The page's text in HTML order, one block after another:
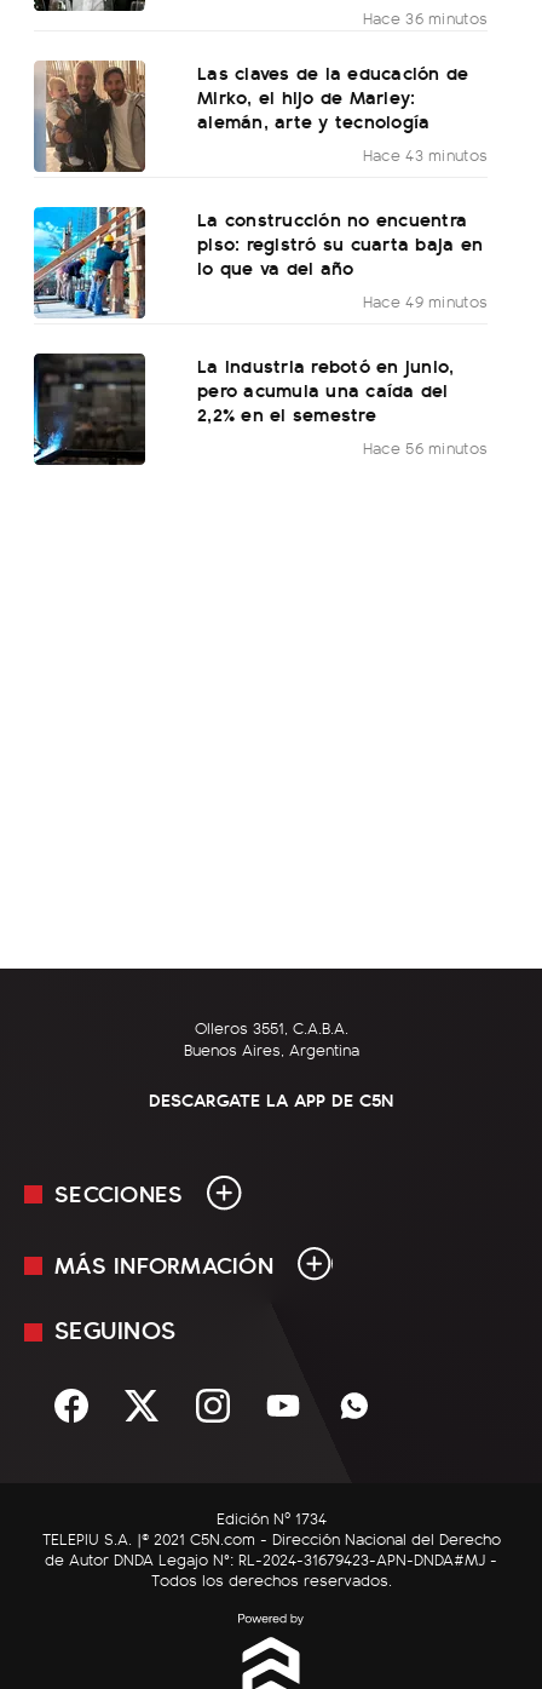
Hace 36 minutos
Las claves de la educación de
Mirko, el hijo de Marley:
alemán, arte y tecnología
Hace 43 minutos
La construcción no encuentra
piso: registró su cuarta baja en
lo que va del año
Hace 49 minutos
La industria rebotó en junio,
pero acumula una caída del
2,2% en el semestre
Hace 56 minutos
Olleros 3551, C.A.B.A.
Buenos Aires, Argentina
DESCARGATE LA APP DE C5N
SECCIONES
En Vivo
Sociedad
C5N Autos
RatingCero
MÁS INFORMACIÓN
Mediakit
Términos y condiciones
SEGUINOS
Edición Nº 1734
TELEPIU S.A. |© 2021 C5N.com - Dirección Nacional del Derecho
de Autor DNDA Legajo N°: RL-2024-31679423-APN-DNDA#MJ -
Todos los derechos reservados.